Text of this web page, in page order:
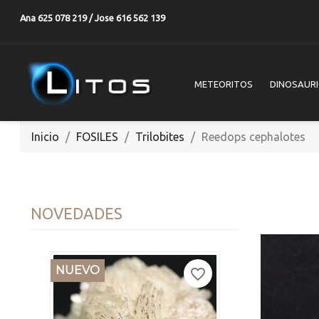
Ana 625 078 219 / Jose 616 562 139
METEORITOS
Inicio FOSILES Trilobites Reedops cephalotes
NOVEDADES
NUEVO favorite_border